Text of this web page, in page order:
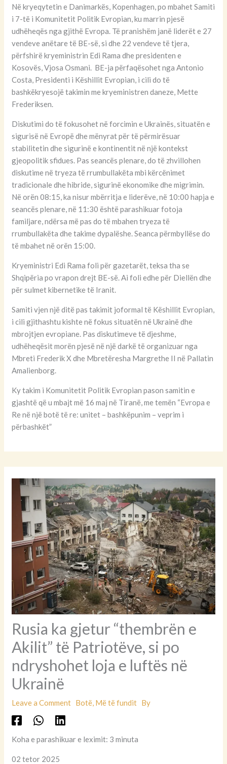
Në kryeqytetin e Danimarkës, Kopenhagen, po mbahet Samiti
i 7-të i Komunitetit Politik Evropian, ku marrin pjesë
udhëheqës nga gjithë Evropa. Të pranishëm janë liderët e 27
vendeve anëtare të BE-së, si dhe 22 vendeve të tjera,
përfshirë kryeministrin Edi Rama dhe presidenten e
Kosovës, Vjosa Osmani. BE-ja përfaqësohet nga Antonio
Costa, Presidenti i Këshillit Evropian, i cili do të
bashkëkryesojë takimin me kryeministren daneze, Mette
Frederiksen.
Diskutimi do të fokusohet në forcimin e Ukrainës, situatën e
sigurisë në Evropë dhe mënyrat për të përmirësuar
stabilitetin dhe sigurinë e kontinentit në një kontekst
gjeopolitik sfidues. Pas seancës plenare, do të zhvillohen
diskutime në tryeza të rrumbullakëta mbi kërcënimet
tradicionale dhe hibride, sigurinë ekonomike dhe migrimin.
Në orën 08:15, ka nisur mbërritja e liderëve, në 10:00 hapja e
seancës plenare, në 11:30 është parashikuar fotoja
familjare, ndërsa më pas do të mbahen tryeza të
rrumbullakëta dhe takime dypalëshe. Seanca përmbyllëse do
të mbahet në orën 15:00.
Kryeministri Edi Rama foli për gazetarët, teksa tha se
Shqipëria po vrapon drejt BE-së. Ai foli edhe për Diellën dhe
për sulmet kibernetike të Iranit.
Samiti vjen një ditë pas takimit joformal të Këshillit Evropian,
i cili gjithashtu kishte në fokus situatën në Ukrainë dhe
mbrojtjen evropiane. Pas diskutimeve të djeshme,
udhëheqësit morën pjesë në një darkë të organizuar nga
Mbreti Frederik X dhe Mbretëresha Margrethe II në Pallatin
Amalienborg.
Ky takim i Komunitetit Politik Evropian pason samitin e
gjashtë që u mbajt më 16 maj në Tiranë, me temën “Evropa e
Re në një botë të re: unitet – bashkëpunim – veprim i
përbashkët”
Rusia ka gjetur “thembrën e
Akilit” të Patriotëve, si po
ndryshohet loja e luftës në
Ukrainë
Leave a Comment Botë, Më të fundit By
Koha e parashikuar e leximit: 3 minuta
02 tetor 2025